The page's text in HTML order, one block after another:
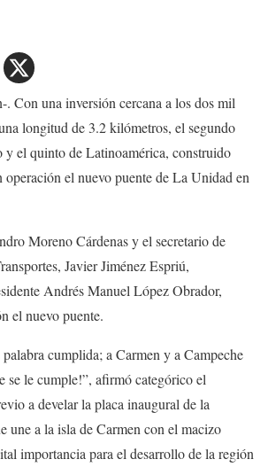
. Con una inversión cercana a los dos mil
longitud de 3.2 kilómetros, el segundo
y el quinto de Latinoamérica, construido
operación el nuevo puente de La Unidad en
Moreno Cárdenas y el secretario de
Javier Jiménez Espriú,
Andrés Manuel López Obrador,
el nuevo puente.
palabra cumplida; a Carmen y a Campeche
se le cumple!”, afirmó categórico el
a develar la placa inaugural de la
une a la isla de Carmen con el macizo
importancia para el desarrollo de la región